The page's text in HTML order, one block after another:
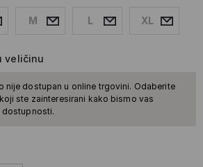
M L XL
veličinu
nije dostupan u online trgovini. Odaberite
ste zainteresirani kako bismo vas